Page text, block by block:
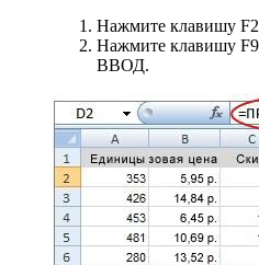
Нажмите клавишу
Нажмите клавишу
ВВОД.